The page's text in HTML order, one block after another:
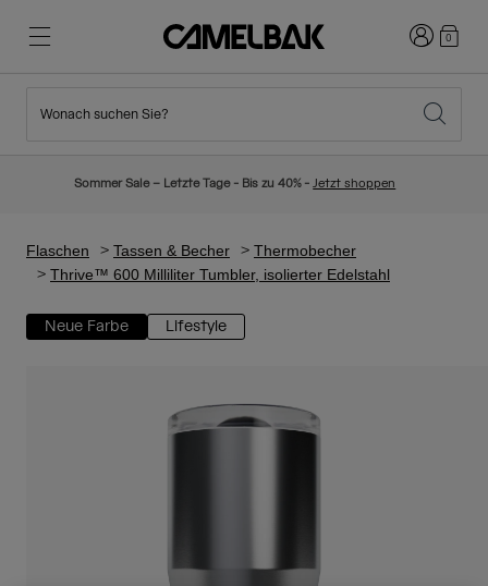
Neuigkeiten
Trinkrucksäcke
Sport Trinkflaschen
Gürtel & Hüfttaschen
Wandern
Weg mit Wegwerfartikel
Anmelden
0
Wonach suchen Sie?
Sommer Sale – Letzte Tage - Bis zu 40% -Jetzt shoppen
Flaschen Tassen & Becher
Thermobecher
Thrive™ 600 Milliliter Tumbler, isolierter Edelstahl
Neue Farbe Lifestyle